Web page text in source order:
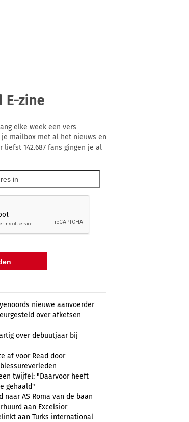
E-zine
elke week een vers
je mailbox met al het nieuws en
liefst 142.687 fans gingen je al
nieuwe aanvoerder
over afketsen
over debuutjaar bij
af voor Read door
twijfel: "Daarvoor heeft
gehaald"
naar AS Roma van de baan
aan Excelsior
aan Turks international